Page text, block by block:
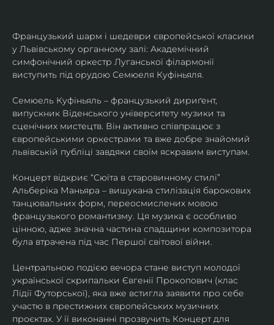
Французький шарм і шедеври європейської класики
у Львівському органному залі: Академічний
симфонічний оркестр Луганської філармонії
виступить під орудою Семюеля Куфіньяля.
Семюель Куфіньяль – французький дириґент,
випускник Віденського університету музики та
сценічних мистецтв. Він активно співпрацює з
європейськими оркестрами та вже добре знайомий
львівській публіці завдяки своїм яскравим виступам.
Концерт відкриє “Сюїта в старовинному стилі”
Альберіка Маньяра – вишукана стилізація барокових
танцювальних форм, переосмислених мовою
французького романтизму. Ця музика є особливо
цінною, адже значна частина спадщини композитора
була втрачена під час Першої світової війни.
Центральною подією вечора стане виступ молодої
української скрипальки Євгенії Прокопович (клас
Лідії Футорської), яка вже встигла заявити про себе
участю в престижних європейських музичних
проєктах. У її виконанні прозвучить Концерт для